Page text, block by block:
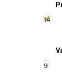
14
9